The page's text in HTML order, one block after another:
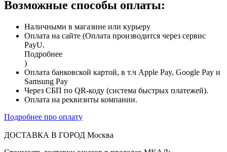
Возможные способы оплаты:
Наличными в магазине или курьеру
Оплата на сайте (Оплата производится через сервис
PayU.
Подробнее
)
Оплата банковской картой, в т.ч Apple Pay, Google Pay и
Samsung Pay
Через СБП по QR-коду (система быстрых платежей).
Оплата на реквизиты компании.
Подробнее про оплату
ДОСТАВКА В ГОРОД Москва